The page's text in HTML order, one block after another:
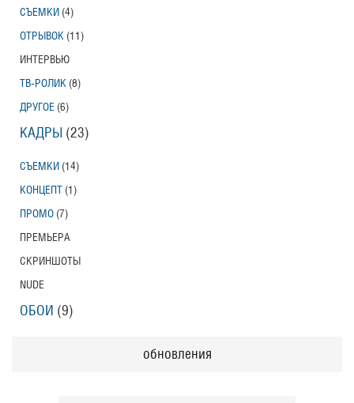
СЪЕМКИ (4)
ОТРЫВОК (11)
ИНТЕРВЬЮ
ТВ-РОЛИК (8)
ДРУГОЕ (6)
КАДРЫ (23)
СЪЕМКИ (14)
КОНЦЕПТ (1)
ПРОМО (7)
ПРЕМЬЕРА
СКРИНШОТЫ
NUDE
ОБОИ (9)
обновления